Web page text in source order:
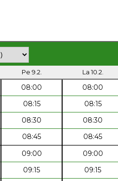
Pe 9.2. La 10.2.
08:00 08:00
08:15 08:15
08:30 08:30
08:45 08:45
09:00 09:00
09:15 09:15